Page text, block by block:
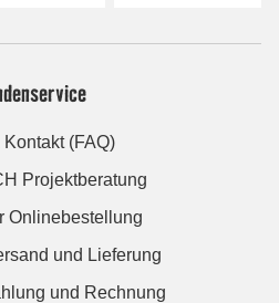
Kontakt (FAQ)
Projektberatung
Onlinebestellung
und Lieferung
und Rechnung